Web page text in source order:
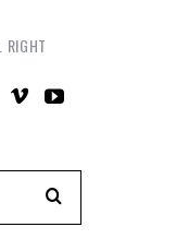
RIGHT